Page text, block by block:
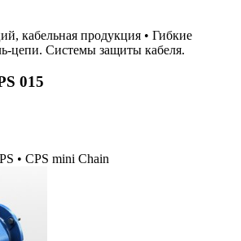
кабельная продукция • Гибкие
цепи. Системы защиты кабеля.
015
• CPS mini Chain